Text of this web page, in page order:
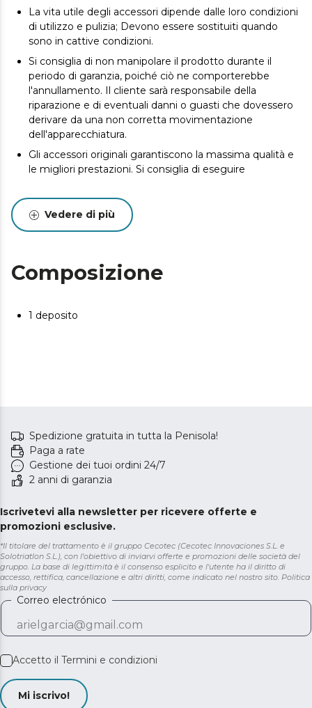
La vita utile degli accessori dipende dalle loro condizioni
di utilizzo e pulizia; Devono essere sostituiti quando
sono in cattive condizioni.
Si consiglia di non manipolare il prodotto durante il
periodo di garanzia, poiché ciò ne comporterebbe
l'annullamento. Il cliente sarà responsabile della
riparazione e di eventuali danni o guasti che dovessero
derivare da una non corretta movimentazione
dell'apparecchiatura.
Gli accessori originali garantiscono la massima qualità e
le migliori prestazioni. Si consiglia di eseguire
Vedere di più
Composizione
1 deposito
Spedizione gratuita in tutta la Penisola!
Paga a rate
Gestione dei tuoi ordini 24/7
2 anni di garanzia
Iscrivetevi alla newsletter per ricevere offerte e
promozioni esclusive.
*Il titolare del trattamento è il gruppo Cecotec (Cecotec Innovaciones S.L. e
Solotriatlon S.L.), con l'obiettivo di inviarvi offerte e promozioni delle società del
gruppo. La base di legittimità è il consenso esplicito e l'utente ha il diritto di
accesso, rettifica, cancellazione e altri diritti, come indicato nel nostro sito. Politica
sulla privacy
Correo electrónico
Accetto il Termini e condizioni
Mi iscrivo!